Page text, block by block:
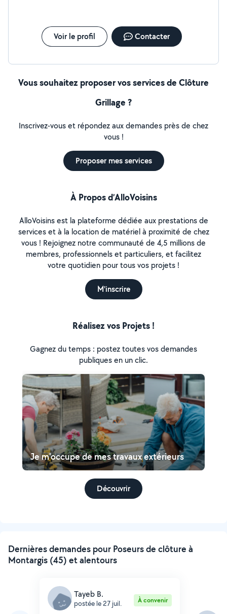
Voir le profil Contacter
Vous souhaitez proposer vos services de Clôture
Grillage ?
Inscrivez-vous et répondez aux demandes près de chez
vous !
Proposer mes services
À Propos d’AlloVoisins
AlloVoisins est la plateforme dédiée aux prestations de
services et à la location de matériel à proximité de chez
vous ! Rejoignez notre communauté de 4,5 millions de
membres, professionnels et particuliers, et facilitez
votre quotidien pour tous vos projets !
M'inscrire
Réalisez vos Projets !
Gagnez du temps : postez toutes vos demandes
publiques en un clic.
Je m'occupe de mes travaux extérieurs
Découvrir
Dernières demandes pour Poseurs de clôture à
Montargis (45) et alentours
Tayeb B.
postée le 27 juil. À convenir